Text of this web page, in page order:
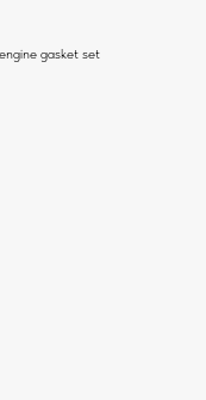
gasket set